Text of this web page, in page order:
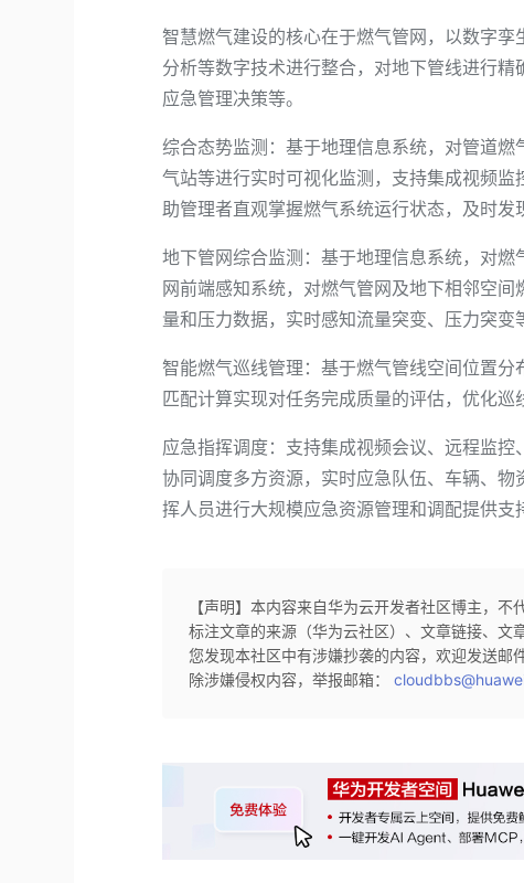
智慧燃气建设的核心在于燃气管网，以数字
分析等数字技术进行整合，对地下管线进行精
应急管理决策等。
综合态势监测：基于地理信息系统，对管道
气站等进行实时可视化监测，支持集成视频
助管理者直观掌握燃气系统运行状态，及时发
地下管网综合监测：基于地理信息系统，对
网前端感知系统，对燃气管网及地下相邻空
量和压力数据，实时感知流量突变、压力突变
智能燃气巡线管理：基于燃气管线空间位置
匹配计算实现对任务完成质量的评估，优化巡
应急指挥调度：支持集成视频会议、远程监控
协同调度多方资源，实时应急队伍、车辆、
挥人员进行大规模应急资源管理和调配提供支
【声明】本内容来自华为云开发者社区博主，
标注文章的来源（华为云社区）、文章链接、文
您发现本社区中有涉嫌抄袭的内容，欢迎发送邮
除涉嫌侵权内容，举报邮箱：